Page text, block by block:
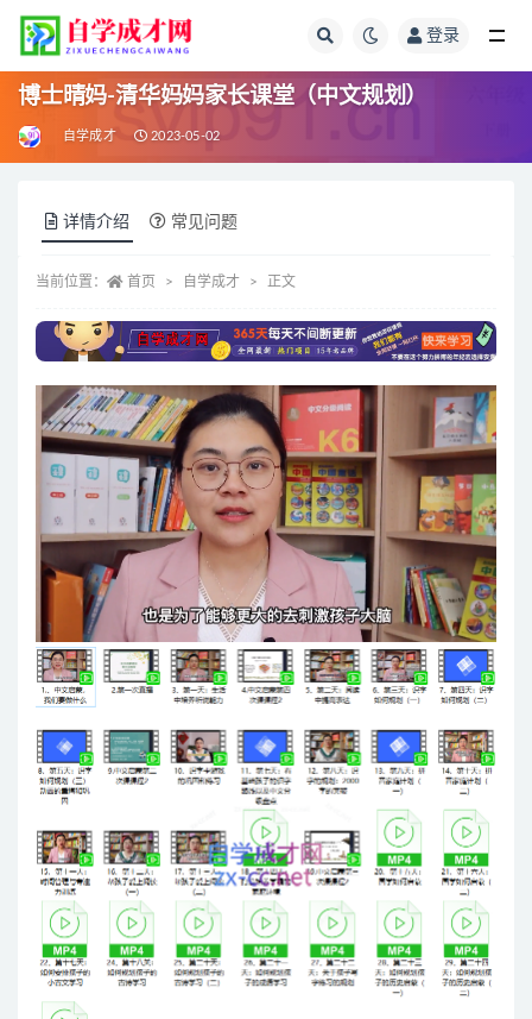
登录
博士晴妈-清华妈妈家长课堂（中文规划）
自学成才 2023-05-02
详情介绍 常见问题
当前位置： 首页 自学成才 正文